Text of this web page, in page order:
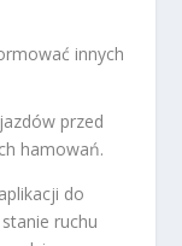
innych
przed
hamowań.
do
ruchu